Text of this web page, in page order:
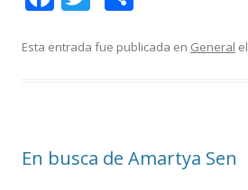
e
k
itt m
r
Esta entrada fue publicada en General el
En busca de Amartya Sen